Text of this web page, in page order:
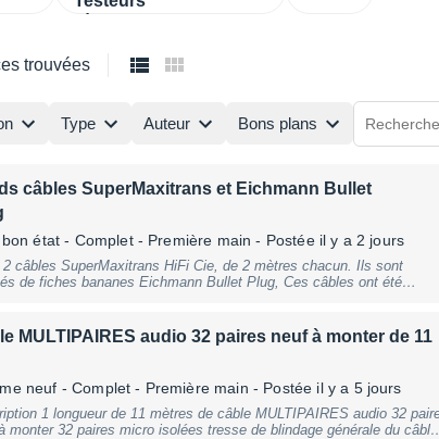
trouvées
Type Auteur Bons plans
câbles SuperMaxitrans et Eichmann Bullet
état - Complet - Première main - Postée il y a 2 jours
2 câbles SuperMaxitrans HiFi Cie, de 2 mètres chacun. Ils sont
de fiches bananes Eichmann Bullet Plug, Ces câbles ont été
excellentes et conviennent à des systèmes Hi Fi de haut
MULTIPAIRES audio 32 paires neuf à monter de 11
neuf - Complet - Première main - Postée il y a 5 jours
MULTIPAIRES audio 32 paires
monter 32 paires micro isolées tresse de blindage générale du câble